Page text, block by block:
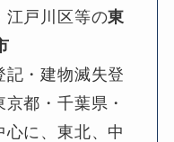
江戸川区等の東
記・建物滅失登
京都・千葉県・
に、東北、中